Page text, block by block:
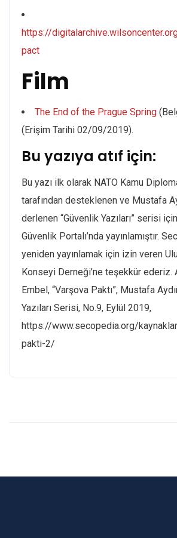
https://
pact
Film
The End of the Prague Spring
(Erişim Tarihi 02/09/2019).
Bu yazıya atıf için:
Bu yazı ilk olarak NATO Kamu
tarafından desteklenen ve Mustafa
derlenen “Güvenlik Yazıları” serisi
Güvenlik Portalı’nda yayınlamıştır.
yeniden yayınlamak için izin veren
Konseyi Derneği’ne teşekkür ederiz.
Embel, “Varşova Paktı”, Mustafa
Yazıları Serisi, No.9, Eylül 2019,
https://www.secopedia.org/
pakti-2/